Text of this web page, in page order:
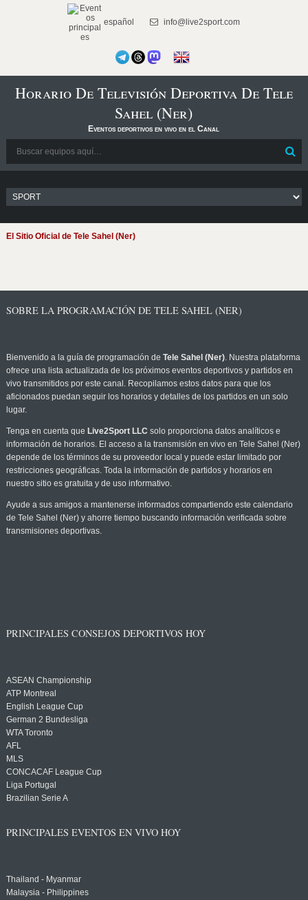
español info@live2sport.com
Horario De Televisión Deportiva De Tele
Sahel (Ner)
Eventos deportivos en vivo en el Canal
El Sitio Oficial de Tele Sahel (Ner)
SOBRE LA PROGRAMACIÓN DE TELE SAHEL (NER)
Bienvenido a la guía de programación de Tele Sahel (Ner). Nuestra plataforma
ofrece una lista actualizada de los próximos eventos deportivos y partidos en
vivo transmitidos por este canal. Recopilamos estos datos para que los
aficionados puedan seguir los horarios y detalles de los partidos en un solo
lugar.
Tenga en cuenta que Live2Sport LLC solo proporciona datos analíticos e
información de horarios. El acceso a la transmisión en vivo en Tele Sahel (Ner)
depende de los términos de su proveedor local y puede estar limitado por
restricciones geográficas. Toda la información de partidos y horarios en
nuestro sitio es gratuita y de uso informativo.
Ayude a sus amigos a mantenerse informados compartiendo este calendario
de Tele Sahel (Ner) y ahorre tiempo buscando información verificada sobre
transmisiones deportivas.
PRINCIPALES CONSEJOS DEPORTIVOS HOY
ASEAN Championship
ATP Montreal
English League Cup
German 2 Bundesliga
WTA Toronto
AFL
MLS
CONCACAF League Cup
Liga Portugal
Brazilian Serie A
PRINCIPALES EVENTOS EN VIVO HOY
Thailand - Myanmar
Malaysia - Philippines